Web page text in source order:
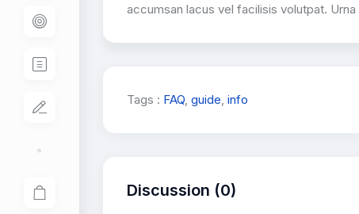
accumsan lacus vel facilisis volutpat.
Tags : FAQ, guide, info
Discussion (0)